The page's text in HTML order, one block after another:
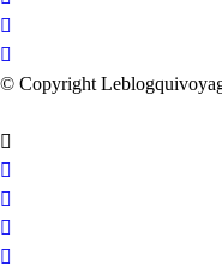
© Copyright